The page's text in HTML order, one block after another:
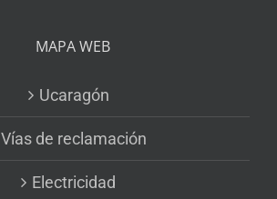
MAPA WEB
Ucaragón
Vías de reclamación
Electricidad